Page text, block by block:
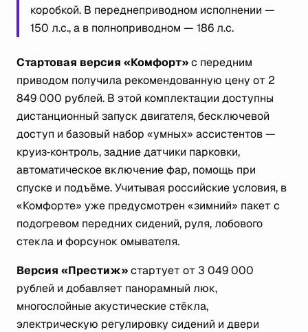
коробкой. В переднеприводном исполнении —
150 л.с., а в полноприводном — 186 л.с.
Стартовая версия «Комфорт»с передним
приводом получила рекомендованную цену от 2
849 000 рублей. В этой комплектации доступны
дистанционный запуск двигателя, бесключевой
доступ и базовый набор «умных» ассистентов —
круиз‑контроль, задние датчики парковки,
автоматическое включение фар, помощь при
спуске и подъёме. Учитывая российские условия, в
«Комфорте» уже предусмотрен «зимний» пакет с
подогревом передних сидений, руля, лобового
стекла и форсунок омывателя.
Версия «Престиж»стартует от 3 049 000
рублей и добавляет панорамный люк,
многослойные акустические стёкла,
электрическую регулировку сидений и двери